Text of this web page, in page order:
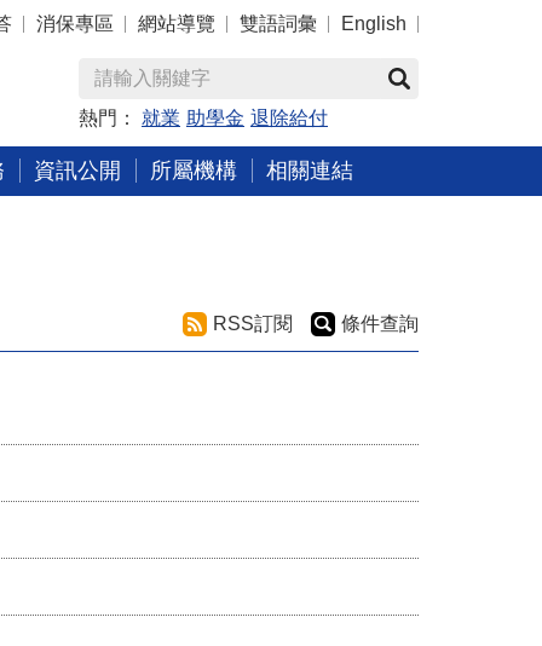
消保專區 網站導覽 雙語詞彙 English
熱門： 就業 助學金 退除給付
資訊公開 所屬機構 相關連結
RSS訂閱 條件查詢